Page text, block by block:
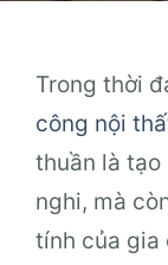
Trong thời
công nội
thuần là tạo
nghi, mà
tính của gia